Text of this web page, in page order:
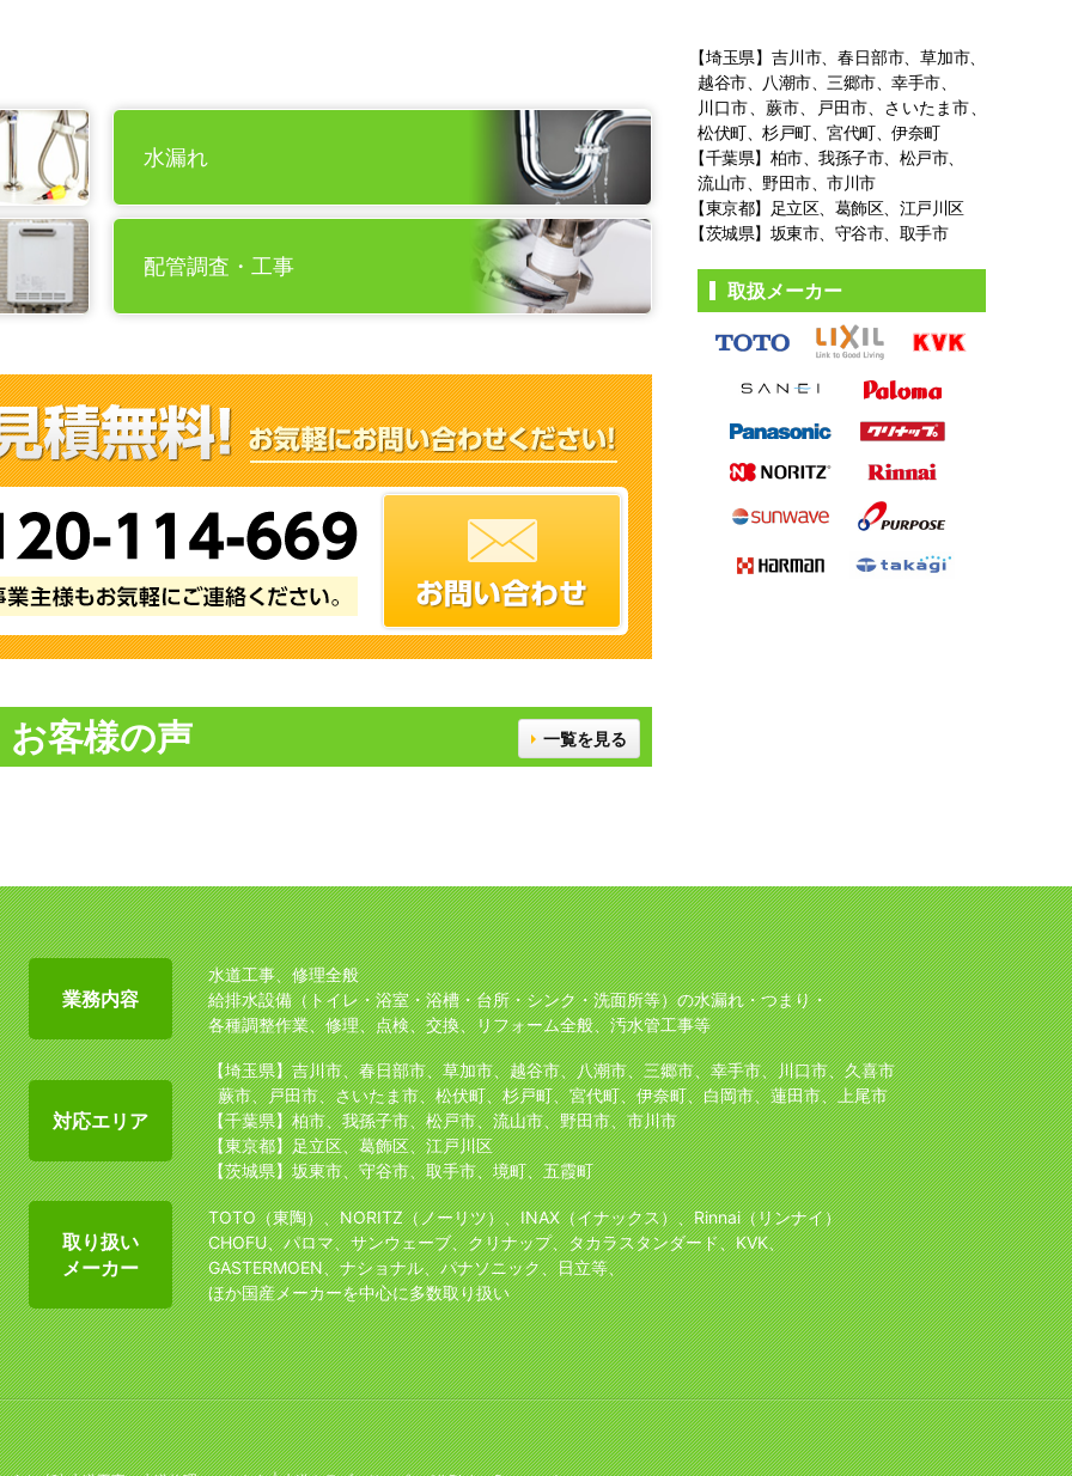
水漏れ
配管調査・工事
お客様の声 一覧を見る
【埼玉県】吉川市、春日部市、草加市、
越谷市、八潮市、三郷市、幸手市、
川口市、蕨市、戸田市、さいたま市、
松伏町、杉戸町、宮代町、伊奈町
【千葉県】柏市、我孫子市、松戸市、
流山市、野田市、市川市
【東京都】足立区、葛飾区、江戸川区
【茨城県】坂東市、守谷市、取手市
取扱メーカー
業務内容
水道工事、修理全般
給排水設備（トイレ・浴室・浴槽・台所・シンク・洗面所等）の水漏れ・つまり・
各種調整作業、修理、点検、交換、リフォーム全般、汚水管工事等
対応エリア
【埼玉県】吉川市、春日部市、草加市、越谷市、八潮市、三郷市、幸手市、川口市、久喜市
蕨市、戸田市、さいたま市、松伏町、杉戸町、宮代町、伊奈町、白岡市、蓮田市、上尾市
【千葉県】柏市、我孫子市、松戸市、流山市、野田市、市川市
【東京都】足立区、葛飾区、江戸川区
【茨城県】坂東市、守谷市、取手市、境町、五霞町
取り扱い
メーカー
TOTO（東陶）、NORITZ（ノーリツ）、INAX（イナックス）、Rinnai（リンナイ）
CHOFU、パロマ、サンウェーブ、クリナップ、タカラスタンダード、KVK、
GASTERMOEN、ナショナル、パナソニック、日立等、
ほか国産メーカーを中心に多数取り扱い